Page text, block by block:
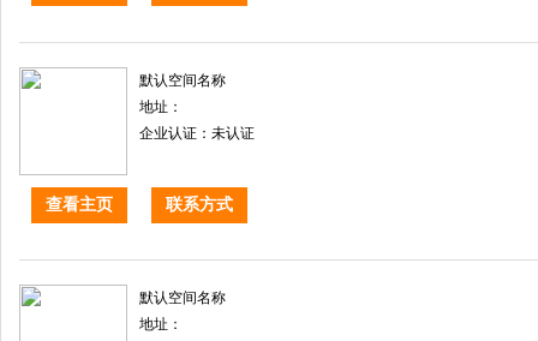
默认空间名称
地址：
企业认证：未认证
查看主页 联系方式
默认空间名称
地址：